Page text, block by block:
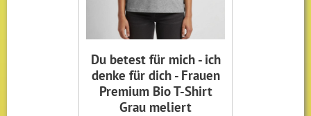
Du betest für mich - ich
denke für dich - Frauen
Premium Bio T-Shirt
Grau meliert